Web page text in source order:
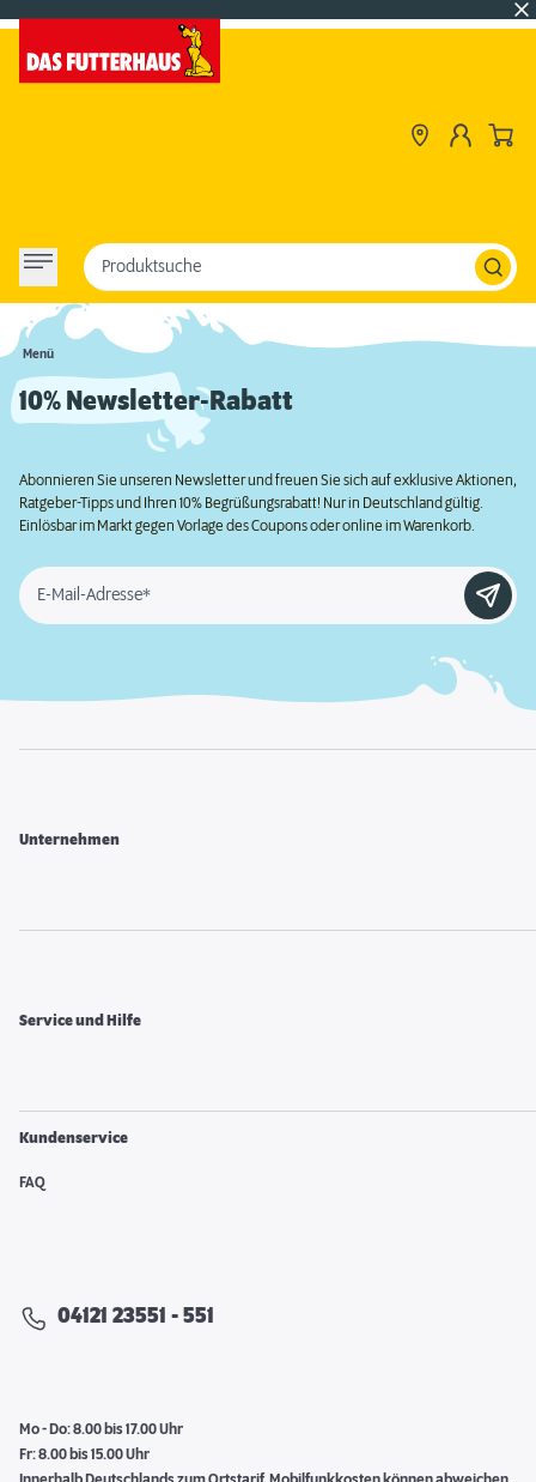
Menü
Produktsuche
10% Newsletter-Rabatt
Abonnieren Sie unseren Newsletter und freuen Sie sich auf exklusive Aktionen,
Ratgeber-Tipps und Ihren 10% Begrüßungsrabatt! Nur in Deutschland gültig.
Einlösbar im Markt gegen Vorlage des Coupons oder online im Warenkorb.
E-Mail-Adresse*
Unternehmen
Service und Hilfe
Kundenservice
FAQ
04121 23551 - 551
Mo - Do: 8.00 bis 17.00 Uhr
Fr: 8.00 bis 15.00 Uhr